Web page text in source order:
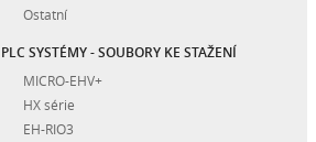
Ostatní
PLC SYSTÉMY - SOUBORY KE STAŽENÍ
MICRO-EHV+
HX série
EH-RIO3